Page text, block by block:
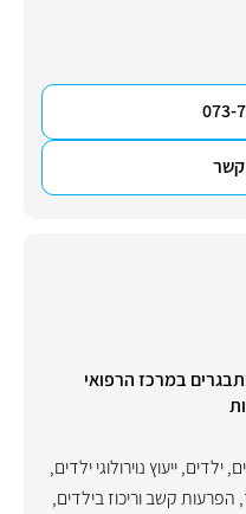
073-
קשר
במרכז הרפואי
,ילדים,ייעוץ נוירולוגי ילדים,
, הפרעות קשב וריכוז בילדים,